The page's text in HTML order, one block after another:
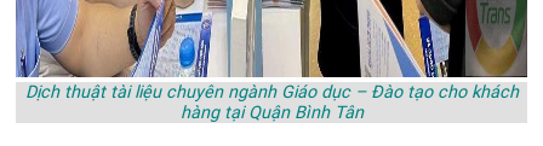
Dịch thuật tài liệu chuyên ngành Giáo dục – Đào tạo cho khách
hàng tại Quận Bình Tân